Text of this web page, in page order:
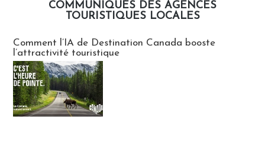
COMMUNIQUÉS DES AGENCES
TOURISTIQUES LOCALES
Comment l’IA de Destination Canada booste
l’attractivité touristique